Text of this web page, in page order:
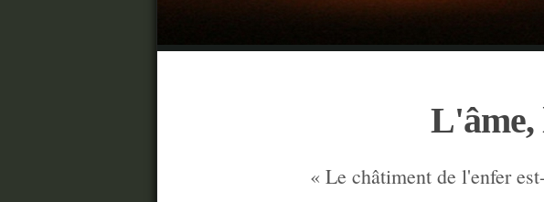
L'âme,
« Le châtiment de l'enfer